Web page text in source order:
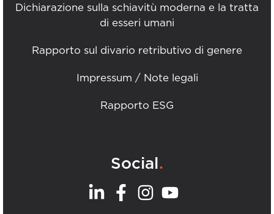
Dichiarazione sulla schiavitù moderna e la tratta
di esseri umani
Rapporto sul divario retributivo di genere
Impressum / Note legali
Rapporto ESG
Social .